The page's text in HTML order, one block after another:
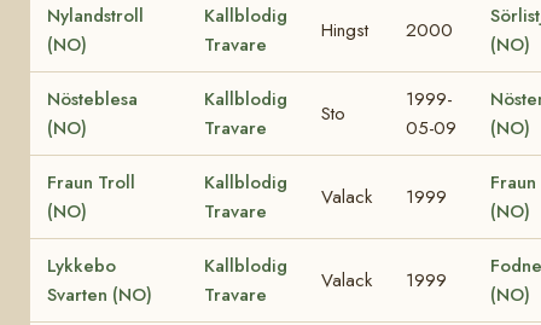
Nylandstroll
(NO)
Kallblodig
Travare
Hingst 2000
(NO)
Nösteblesa
(NO)
Kallblodig
Travare
Sto
1999-
05-09
(NO)
Fraun Troll
(NO)
Kallblodig
Travare
Valack 1999
(NO)
Lykkebo
Svarten (NO)
Kallblodig
Travare
Valack 1999
(NO)